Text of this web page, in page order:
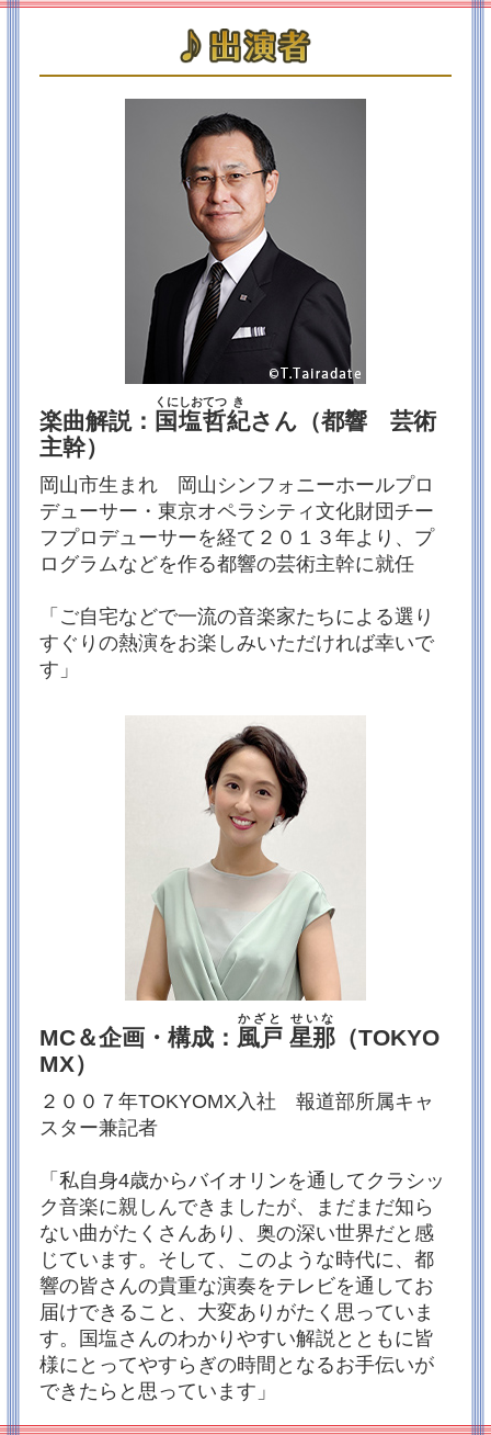
８月の放送曲目が決まりました！
印象的なメイクに新聞紙ドレス、型破りなコンサー
ト！？で話題になったコパチンスカヤさんのコンサー
トを放送します♪ 四方さん、山本さんのインタビュー
【８月１９日（土）１５：００～TOKYOMX2】
◆都響スペシャル（3/28）【リゲティの秘密－生誕100
年記念－】（2023年3月28日収録）
・リゲティ：ヴァイオリン協奏曲
・リゲティ：マカーブルの秘密
【指揮】大野和士 【ヴァイオリン&声】パトリツィ
ア・コパチンスカヤ
《スペシャルインタビュー》四方恭子（元都響ソロ・
コンサートマスター）
《都響の横顔》山本友重（都響コンサートマスター）
2023/07/08
7月はサラダ音楽祭2022、8・9月は決まり次第お伝え
します！
いつも番組をご覧いただきありがとうございます。
暑い日が続きますがお元気ですか？
7月はサラダ音楽祭2022よりメインコンサートをお届け
します。
ノイズムの美しく力強いダンスとパックンさんによる
夏の夜の夢をお届けします。
お楽しみに！
2023/04/15
５月・６月の放送曲目が決まりました！
いつもアンコール!都響への応援ありがとうございま
去年の都響スペシャル「チック・コリアに捧ぐ」を全
【５月１３日（土）１５：００～ TOKYOMX2】
◆第928回定期演奏会Bシリーズ（2021年6月１日収
・オネゲル：交響曲第3番《典礼風》
・フォーレ：レクイエム
【指揮】小泉和裕 【ソプラノ】中村恵理【バリト
ン】加耒 徹【合唱】新国立劇場合唱団
【６月１０日（土）１５：００～ TOKYOMX2】
◆都響スペシャル「チック・コリアに捧ぐ」（2022年7
・ガーシュウィン：キューバ序曲
・チック・コリア：トロンボーン協奏曲（2020）[日本
・ラヴェル：スペイン狂詩曲
・ラヴェル：ボレロ
【指揮】アラン・ギルバート【トロンボーン】ジョセ
フ・アレッシ（ニューヨーク・フィル首席奏者）
お楽しみに！！！
２月・３月の放送曲目が決まりました！
いつもアンコール!都響を応援ありがとうございます！
２月・３月は都響楽団員のコンチェルトスペシャルを
お届けします！
【２月２５日（土）１５：００～ TOKYOMX2】
◆ニールセン：フルート協奏曲
【指揮】大野和士 【フルート】柳原佑介（都響首席
奏者）
（2022年2月23日収録 第943回定期演奏会Cシリー
ズ）
◆フランク：交響曲 【指揮】エリアフ・インバル
（2022年12月20日収録 第964回定期演奏会Cシリー
楽曲解説： 国
くに
塩
しお
哲
てつ
紀
き
さん（都響 芸術
主幹）
岡山市生まれ 岡山シンフォニーホールプロ
デューサー・東京オペラシティ文化財団チー
フプロデューサーを経て２０１３年より、プ
ログラムなどを作る都響の芸術主幹に就任
「ご自宅などで一流の音楽家たちによる選り
すぐりの熱演をお楽しみいただければ幸いで
す」
MC＆企画・構成： 風戸
かざと
星那
せいな
（TOKYO
MX）
２００７年TOKYOMX入社 報道部所属キャ
スター兼記者
「私自身4歳からバイオリンを通してクラシッ
ク音楽に親しんできましたが、まだまだ知ら
ない曲がたくさんあり、奥の深い世界だと感
じています。そして、このような時代に、都
響の皆さんの貴重な演奏をテレビを通してお
届けできること、大変ありがたく思っていま
す。国塩さんのわかりやすい解説とともに皆
様にとってやすらぎの時間となるお手伝いが
できたらと思っています」